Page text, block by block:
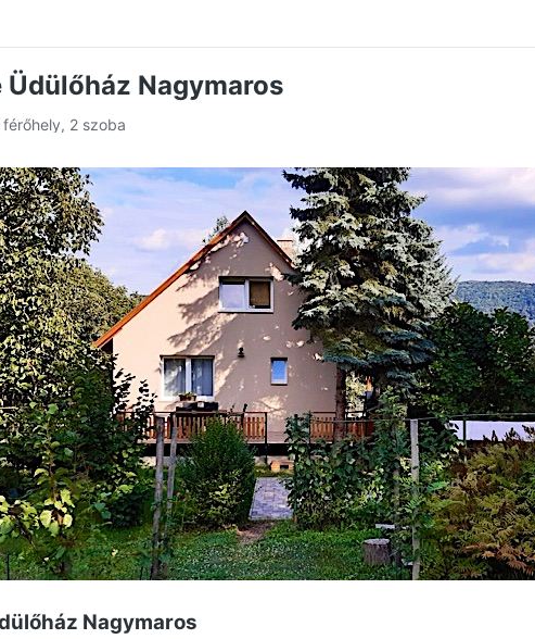
Üdülőház Nagymaros
férőhely, 2 szoba
Nagymaros